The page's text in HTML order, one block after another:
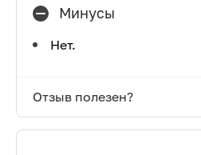
Минусы
Нет.
Отзыв полезен?